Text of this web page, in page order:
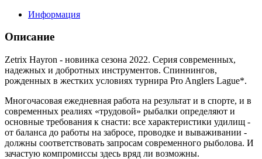
Информация
Описание
Zetrix Hayron - новинка сезона 2022. Серия современных,
надежных и добротных инструментов. Спиннингов,
рожденных в жестких условиях турнира Pro Anglers Lague*.
Многочасовая ежедневная работа на результат и в спорте, и в
современных реалиях «трудовой» рыбалки определяют и
основные требования к снасти: все характеристики удилищ -
от баланса до работы на забросе, проводке и вываживании -
должны соответствовать запросам современного рыболова. И
зачастую компромиссы здесь вряд ли возможны.